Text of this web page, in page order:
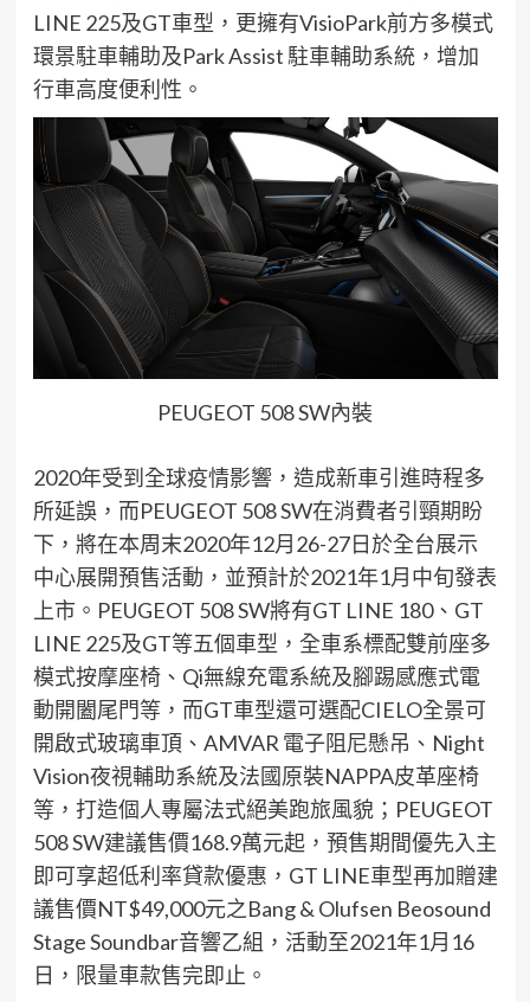
LINE 225及GT車型，更擁有VisioPark前方多模式
環景駐車輔助及Park Assist 駐車輔助系統，增加
行車高度便利性。
PEUGEOT 508 SW內裝
2020年受到全球疫情影響，造成新車引進時程多
所延誤，而PEUGEOT 508 SW在消費者引頸期盼
下，將在本周末2020年12月26-27日於全台展示
中心展開預售活動，並預計於2021年1月中旬發表
上市。PEUGEOT 508 SW將有GT LINE 180、GT
LINE 225及GT等五個車型，全車系標配雙前座多
模式按摩座椅、Qi無線充電系統及腳踢感應式電
動開闔尾門等，而GT車型還可選配CIELO全景可
開啟式玻璃車頂、AMVAR 電子阻尼懸吊、Night
Vision夜視輔助系統及法國原裝NAPPA皮革座椅
等，打造個人專屬法式絕美跑旅風貌；PEUGEOT
508 SW建議售價168.9萬元起，預售期間優先入主
即可享超低利率貸款優惠，GT LINE車型再加贈建
議售價NT$49,000元之Bang & Olufsen Beosound
Stage Soundbar音響乙組，活動至2021年1月16
日，限量車款售完即止。